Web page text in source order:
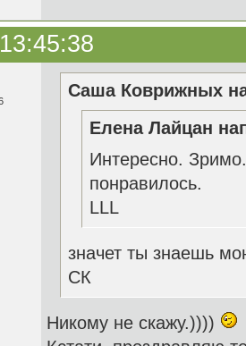
Саша Коврижных
Елена Лайцан
Интересно.
понравилось.
LLL
значет ты знаешь
СК
Никому не скажу.))))